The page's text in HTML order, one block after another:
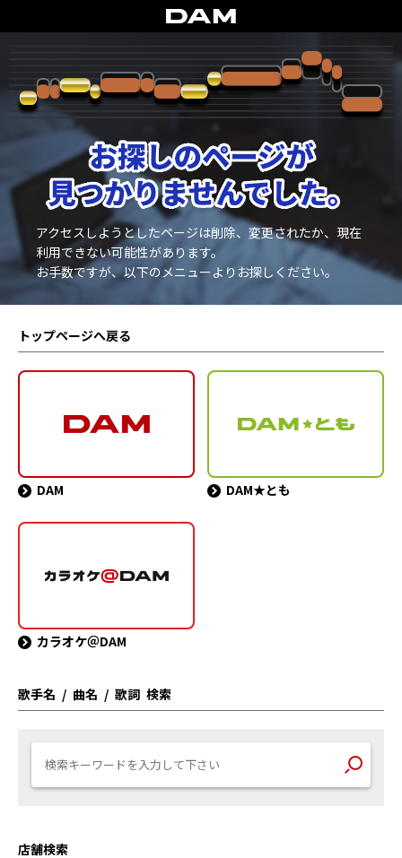
アクセスしようとしたページは削除、変更されたか、現在
利用できない可能性があります。
お手数ですが、以下のメニューよりお探しください。
トップページへ戻る
DAM DAM★とも
カラオケ＠DAM
歌手名 / 曲名 / 歌詞 検索
店舗検索